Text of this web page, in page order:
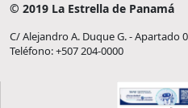
© 2019 La Estrella de Panamá
C/ Alejandro A. Duque G. - Apartado
Teléfono: +507 204-0000